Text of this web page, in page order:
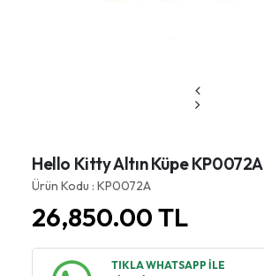
Hello Kitty Altın Küpe KP0072A
Ürün Kodu : KP0072A
26,850.00TL
TIKLA WHATSAPP İLE